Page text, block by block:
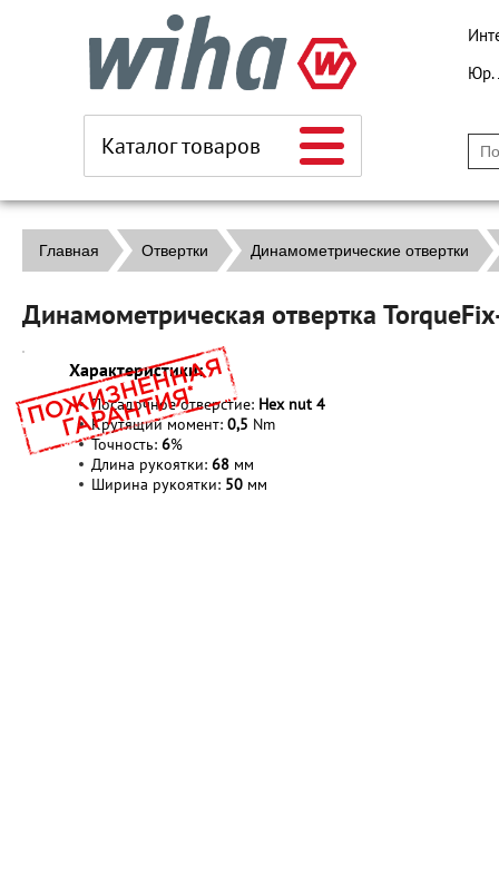
Каталог товаров
Юр.
Главная Отвертки Динамометрические отвертки
Динамометрическая отвертка
Характеристики:
Посадочное отверстие: Hex nut4
Крутящий момент: 0,5 Nm
Точность: 6%
Длина рукоятки: 68 мм
Ширина рукоятки: 50 мм